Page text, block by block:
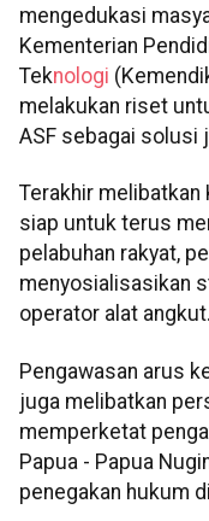
mengedukasi
Kementerian
Teknologi
melakukan riset
ASF sebagai solusi
Terakhir melibatkan
siap untuk terus
pelabuhan rakyat,
menyosialisasikan
operator alat angkut.
Pengawasan arus
juga melibatkan
memperketat
Papua - Papua
penegakan hukum